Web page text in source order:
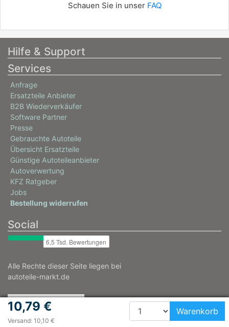
10,79 €
Versand: 10,10 €
Warenkorb
Schauen Sie in unser FAQ
Hilfe & Support
Services
Anfrage
Ersatzteile Anbieter
B2B Wiederverkäufer
Software Partner
Presse
Gebrauchte Autoteile
Übersicht Ersatzteile
Günstige Autoteileanbieter
Autoverwertung
KFZ Ratgeber
Jobs
Bestellung widerrufen
Social
Alle Rechte dieser Seite liegen bei
autoteile-markt.de